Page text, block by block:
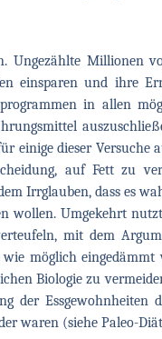
Ungezählte Millionen
einsparen und ihre
in allen
einige dieser Versuche
auf Fett zu
Irrglauben, dass es
wollen. Umgekehrt
mit dem
möglich eingedämmt
Biologie zu
der Essgewohnheiten
waren (siehe Paleo-